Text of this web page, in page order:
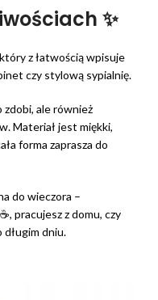
✨
z łatwością wpisuje
czy stylową sypialnię.
ale również
Materiał jest miękki,
forma zaprasza do
do wieczora –
pracujesz z domu, czy
dniu.